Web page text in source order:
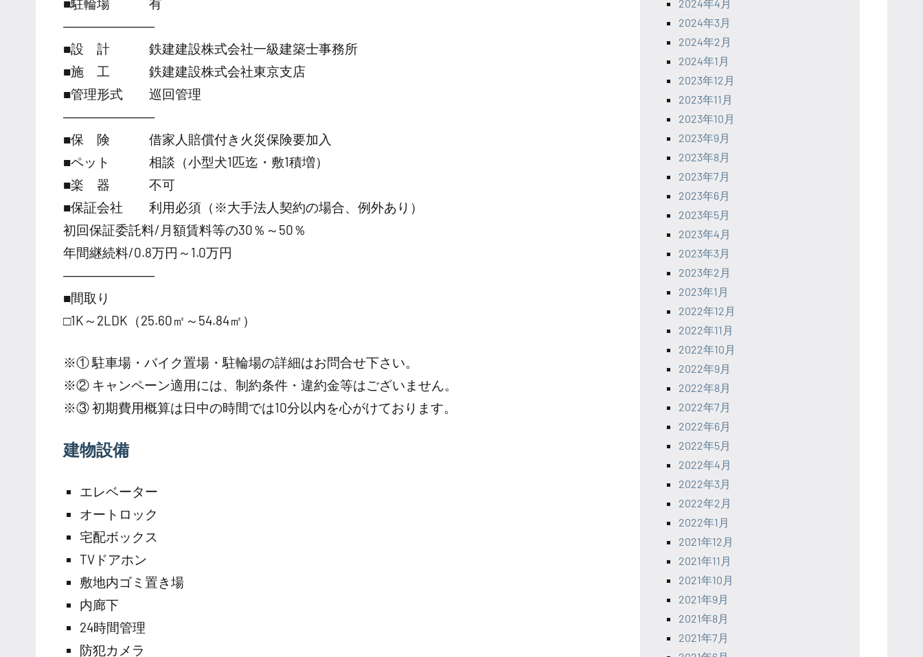
―――――――
■設 計 鉄建建設株式会社一級建築士事務所
■施 工 鉄建建設株式会社東京支店
■管理形式 巡回管理
―――――――
■保 険 借家人賠償付き火災保険要加入
■ペット 相談（小型犬1匹迄・敷1積増）
■楽 器 不可
■保証会社 利用必須（※大手法人契約の場合、例外あり）
初回保証委託料/月額賃料等の30％～50％
年間継続料/0.8万円～1.0万円
―――――――
■間取り
□1K～2LDK（25.60㎡～54.84㎡）
※① 駐車場・バイク置場・駐輪場の詳細はお問合せ下さい。
※② キャンペーン適用には、制約条件・違約金等はございません。
※③ 初期費用概算は日中の時間では10分以内を心がけております。
建物設備
エレベーター
オートロック
宅配ボックス
TVドアホン
敷地内ゴミ置き場
内廊下
24時間管理
防犯カメラ
2024年4月
2024年3月
2024年2月
2024年1月
2023年12月
2023年11月
2023年10月
2023年9月
2023年8月
2023年7月
2023年6月
2023年5月
2023年4月
2023年3月
2023年2月
2023年1月
2022年12月
2022年11月
2022年10月
2022年9月
2022年8月
2022年7月
2022年6月
2022年5月
2022年4月
2022年3月
2022年2月
2022年1月
2021年12月
2021年11月
2021年10月
2021年9月
2021年8月
2021年7月